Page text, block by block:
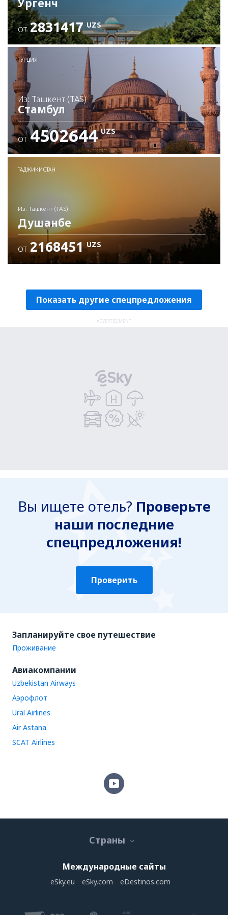
Ургенч
Проверьте подробности
ОТ 2831417 UZS
ТУРЦИЯ
из: Ташкент (TAS)
Стамбул
Проверьте подробности
ОТ 4502644 UZS
ТАДЖИКИСТАН
из: Ташкент (TAS)
Душанбе
ОТ 2168451 UZS
Показать другие спецпредложения
ADVERTISEMENT
Вы ищете отель? Проверьте
наши последние
спецпредложения!
Проверить
Запланируйте свое путешествие
Проживание
Авиакомпании
Uzbekistan Airways
Аэрофлот
Ural Airlines
Air Astana
SCAT Airlines
Страны
Международные сайты
eSky.eu eSky.com eDestinos.com